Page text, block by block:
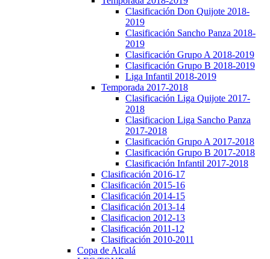
Clasificación Don Quijote 2018-
2019
Clasificación Sancho Panza 2018-
2019
Clasificación Grupo A 2018-2019
Clasificación Grupo B 2018-2019
Liga Infantil 2018-2019
Temporada 2017-2018
Clasificación Liga Quijote 2017-
2018
Clasificacion Liga Sancho Panza
2017-2018
Clasificación Grupo A 2017-2018
Clasificación Grupo B 2017-2018
Clasificación Infantil 2017-2018
Clasificación 2016-17
Clasificación 2015-16
Clasificación 2014-15
Clasificación 2013-14
Clasificacion 2012-13
Clasificación 2011-12
Clasificación 2010-2011
Copa de Alcalá